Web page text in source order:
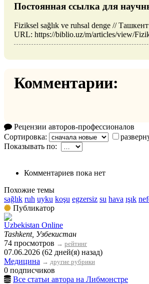
Постоянная ссылка для
Fiziksel sağlık ve ruhsal denge //
URL: https://biblio.uz/m/articles/view/
Комментарии:
Рецензии авторов-профессионалов
Сортировка:
Показывать по:
Комментариев пока нет
Похожие темы
sağlık ruh uyku koşu egzersiz su hava ışık
Публикатор
Uzbekistan Online
Tashkent, Узбекистан
74 просмотров → рейтинг
07.06.2026 (62 дней(я) назад)
Медицина → другие рубрики
0 подписчиков
Все статьи автора на Либмонстре